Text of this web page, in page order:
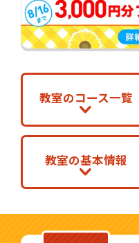
教室のコース一覧
教室の基本情報